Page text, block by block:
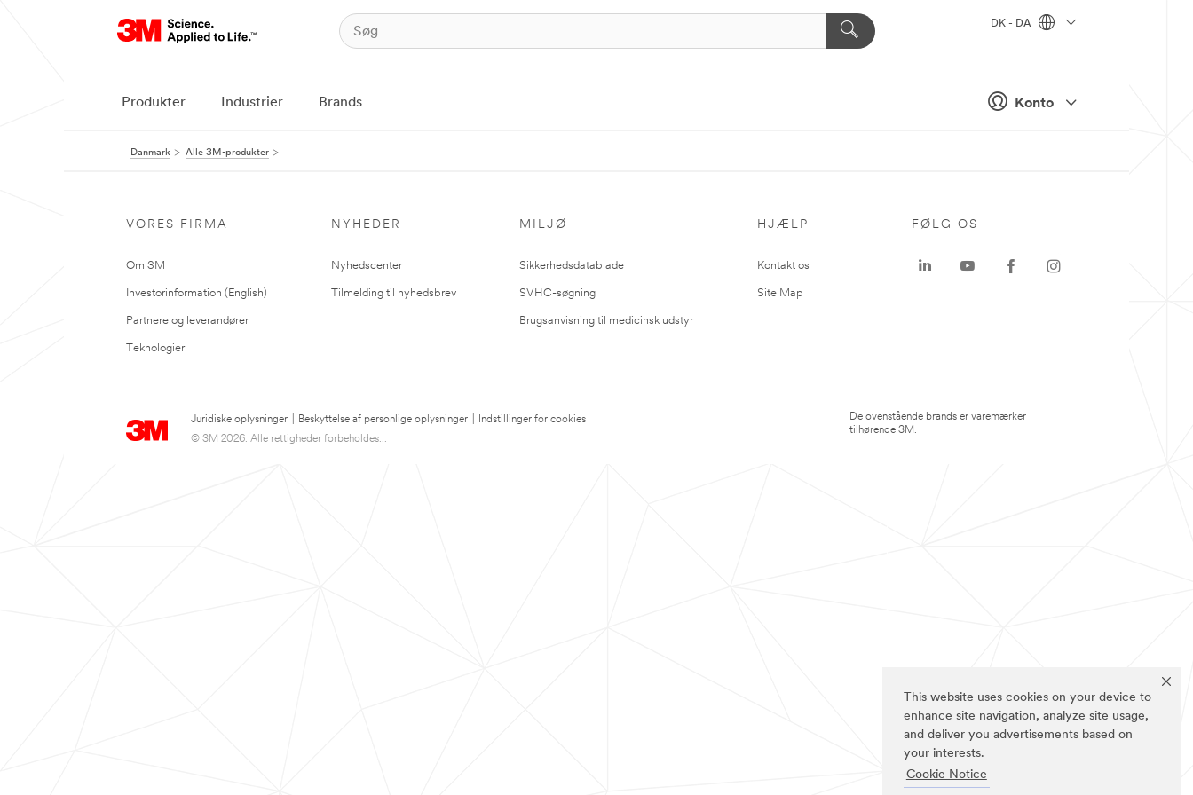
This website uses cookies on your device to
enhance site navigation, analyze site usage,
and deliver you advertisements based on
your interests.
Cookie Notice
Konto
DK - DA
Produkter Industrier Brands
Danmark Alle 3M-produkter
VORES FIRMA
Om 3M
Investorinformation (English)
Partnere og leverandører
Teknologier
NYHEDER
Nyhedscenter
Tilmelding til nyhedsbrev
MILJØ
Sikkerhedsdatablade
SVHC-søgning
Brugsanvisning til medicinsk udstyr
HJÆLP
Kontakt os
Site Map
Juridiske oplysninger Beskyttelse af personlige oplysninger
Indstillinger for cookies
© 3M 2026. Alle rettigheder forbeholdes...
FØLG OS
De ovenstående brands er varemærker
tilhørende 3M.